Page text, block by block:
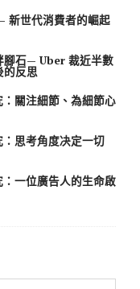
新世代消費者的崛起
腳石— Uber 裁近半數
的反思
關注細節、為細節心
思考角度决定一切
一位廣告人的生命啟